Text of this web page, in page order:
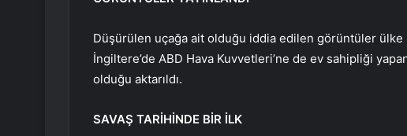
Düşürülen uçağa ait olduğu iddia edilen görüntüler ülke
İngiltere’de ABD Hava Kuvvetleri’ne de ev sahipliği
olduğu aktarıldı.
SAVAŞ TARİHİNDE BİR İLK